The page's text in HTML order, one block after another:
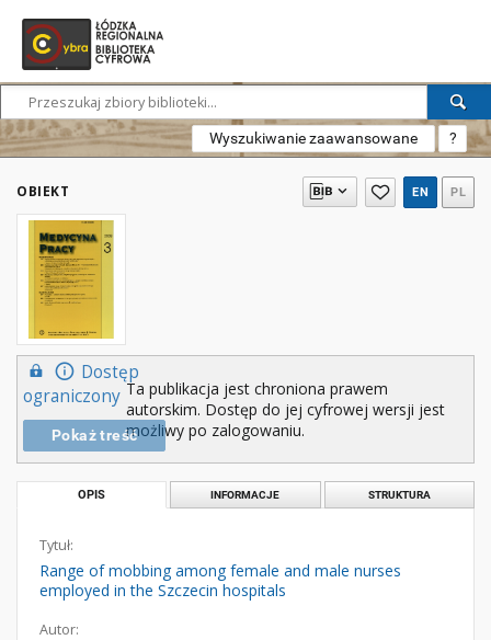
Wyszukiwanie zaawansowane ?
OBIEKT EN PL
Dostęp
ograniczony
Pokaż treść
Ta publikacja jest chroniona prawem
autorskim. Dostęp do jej cyfrowej wersji jest
możliwy po zalogowaniu.
OPIS INFORMACJE STRUKTURA
Tytuł:
Range of mobbing among female and male nurses
employed in the Szczecin hospitals
Autor: